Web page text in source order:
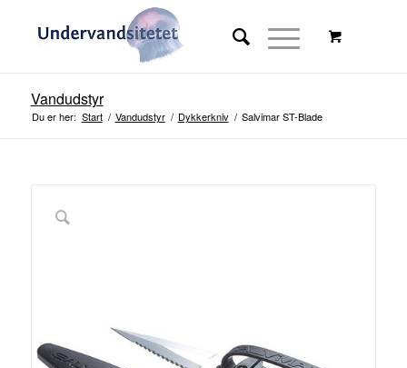
Vandudstyr
Du er her: Start / Vandudstyr / Dykkerkniv / Salvimar ST-Blade